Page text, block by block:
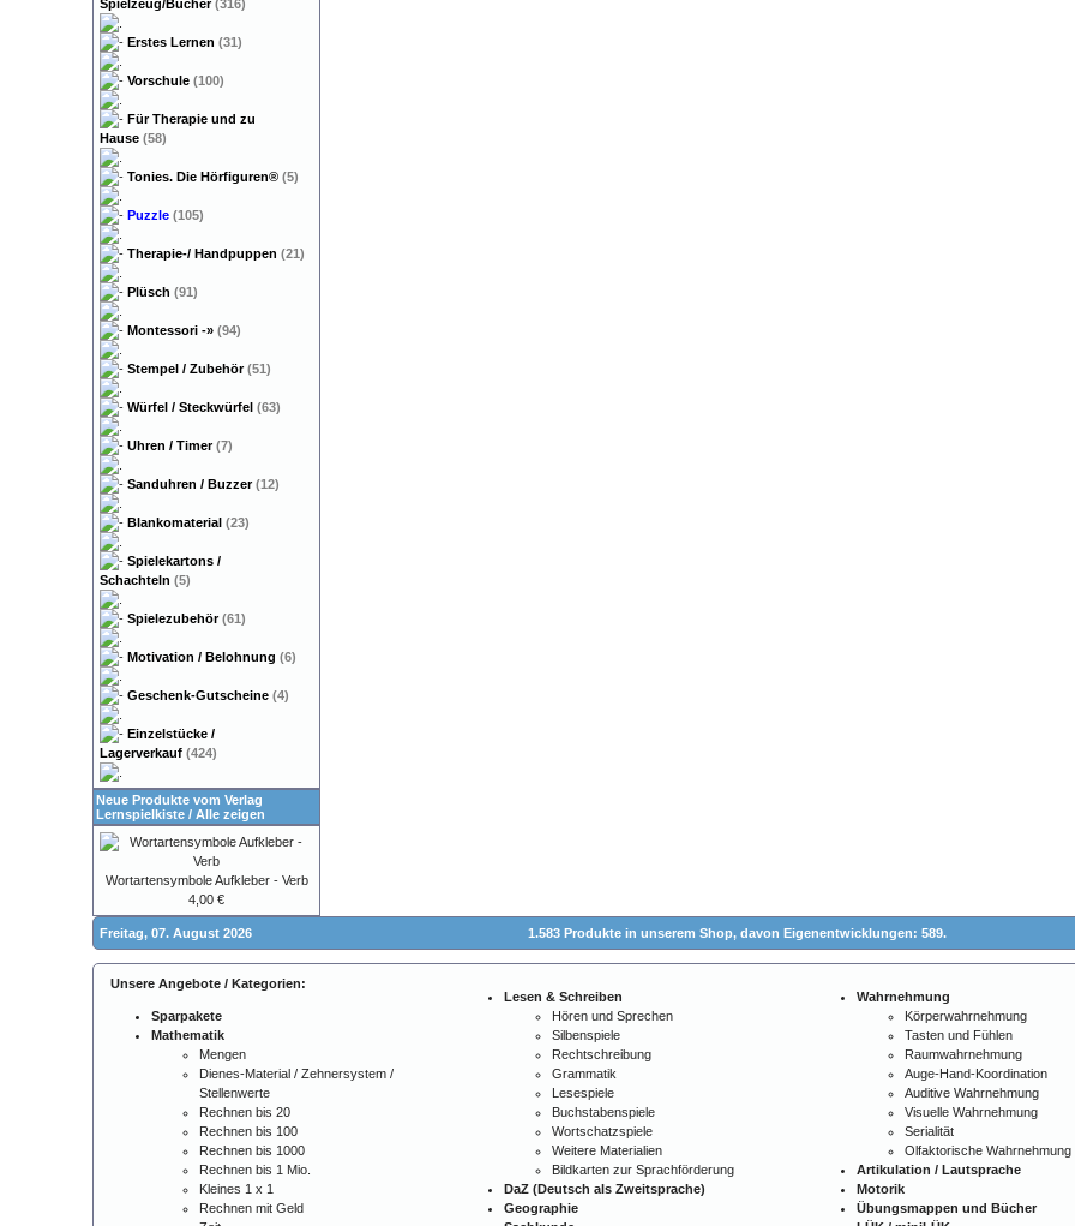
Spielzeug/Bücher(316)
Erstes Lernen (31)
Vorschule (100)
Für Therapie und zu
Hause (58)
Tonies. Die Hörfiguren® (5)
Puzzle (105)
Therapie-/ Handpuppen (21)
Plüsch (91)
Montessori -» (94)
Stempel / Zubehör(51)
Würfel / Steckwürfel (63)
Uhren / Timer(7)
Sanduhren / Buzzer(12)
Blankomaterial (23)
Spielekartons /
Schachteln (5)
Spielezubehör(61)
Motivation / Belohnung (6)
Geschenk-Gutscheine (4)
Einzelstücke /
Lagerverkauf (424)
Neue Produkte vom Verlag
Lernspielkiste / Alle zeigen
Wortartensymbole Aufkleber - Verb
4,00 €
Freitag, 07. August 2026 1.583 Produkte in unserem Shop, davon Eigenentwicklungen: 589.
Unsere Angebote / Kategorien:
Sparpakete
Mathematik
Mengen
Dienes-Material / Zehnersystem /
Stellenwerte
Rechnen bis 20
Rechnen bis 100
Rechnen bis 1000
Rechnen bis 1 Mio.
Kleines 1 x 1
Rechnen mit Geld
Lesen & Schreiben
Hören und Sprechen
Silbenspiele
Rechtschreibung
Grammatik
Lesespiele
Buchstabenspiele
Wortschatzspiele
Weitere Materialien
Bildkarten zur Sprachförderung
DaZ (Deutsch als Zweitsprache)
Geographie
Wahrnehmung
Körperwahrnehmung
Tasten und Fühlen
Raumwahrnehmung
Auge-Hand-Koordination
Auditive Wahrnehmung
Visuelle Wahrnehmung
Serialität
Olfaktorische Wahrnehmung
Artikulation / Lautsprache
Motorik
Übungsmappen und Bücher